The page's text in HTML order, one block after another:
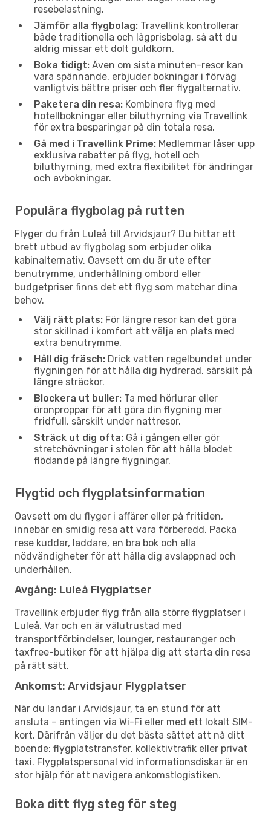
resebelastning.
Jämför alla flygbolag: Travellink kontrollerar
både traditionella och lågprisbolag, så att du
aldrig missar ett dolt guldkorn.
Boka tidigt: Även om sista minuten-resor kan
vara spännande, erbjuder bokningar i förväg
vanligtvis bättre priser och fler flygalternativ.
Paketera din resa: Kombinera flyg med
hotellbokningar eller biluthyrning via Travellink
för extra besparingar på din totala resa.
Gå med i Travellink Prime: Medlemmar låser upp
exklusiva rabatter på flyg, hotell och
biluthyrning, med extra flexibilitet för ändringar
och avbokningar.
Populära flygbolag på rutten
Flyger du från Luleå till Arvidsjaur? Du hittar ett
brett utbud av flygbolag som erbjuder olika
kabinalternativ. Oavsett om du är ute efter
benutrymme, underhållning ombord eller
budgetpriser finns det ett flyg som matchar dina
behov.
Välj rätt plats: För längre resor kan det göra
stor skillnad i komfort att välja en plats med
extra benutrymme.
Håll dig fräsch: Drick vatten regelbundet under
flygningen för att hålla dig hydrerad, särskilt på
längre sträckor.
Blockera ut buller: Ta med hörlurar eller
öronproppar för att göra din flygning mer
fridfull, särskilt under nattresor.
Sträck ut dig ofta: Gå i gången eller gör
stretchövningar i stolen för att hålla blodet
flödande på längre flygningar.
Flygtid och flygplatsinformation
Oavsett om du flyger i affärer eller på fritiden,
innebär en smidig resa att vara förberedd. Packa
rese kuddar, laddare, en bra bok och alla
nödvändigheter för att hålla dig avslappnad och
underhållen.
Avgång: Luleå Flygplatser
Travellink erbjuder flyg från alla större flygplatser i
Luleå. Var och en är välutrustad med
transportförbindelser, lounger, restauranger och
taxfree-butiker för att hjälpa dig att starta din resa
på rätt sätt.
Ankomst: Arvidsjaur Flygplatser
När du landar i Arvidsjaur, ta en stund för att
ansluta – antingen via Wi-Fi eller med ett lokalt SIM-
kort. Därifrån väljer du det bästa sättet att nå ditt
boende: flygplatstransfer, kollektivtrafik eller privat
taxi. Flygplatspersonal vid informationsdiskar är en
stor hjälp för att navigera ankomstlogistiken.
Boka ditt flyg steg för steg